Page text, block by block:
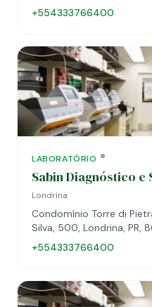
+554333766400
LABORATÓRIO
Sabin Diagnóstico e
Londrina
Condomínio Torre di
Silva, 500, Londrina,
+554333766400